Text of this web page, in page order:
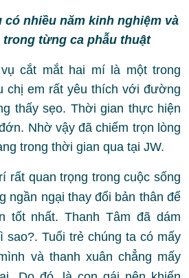
có nhiều năm kinh nghiệm và
trong từng ca phẫu thuật
cắt mắt hai mí là một trong
chị em rất yêu thích với đường
thấy sẹo. Thời gian thực hiện
Nhờ vậy đã chiếm trọn lòng
trong thời gian qua tại JW.
rất quan trọng trong cuộc sống
ngần ngại thay đổi bản thân để
tốt nhất. Thanh Tâm đã dám
sao?. Tuổi trẻ chúng ta có mấy
và thanh xuân chẳng mấy